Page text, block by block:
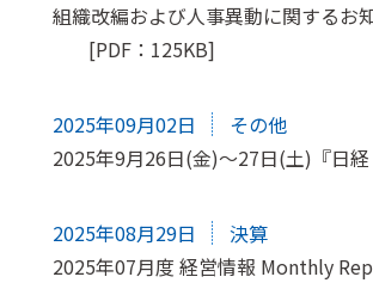
組織改編および人事異動に関するお
[PDF：125KB]
2025年09月02日
その他
2025年9月26日(金)～27日(土)『日
2025年08月29日
決算
2025年07月度 経営情報 Monthly